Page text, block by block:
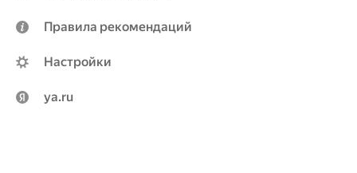
Правила рекомендаций
Настройки
ya.ru